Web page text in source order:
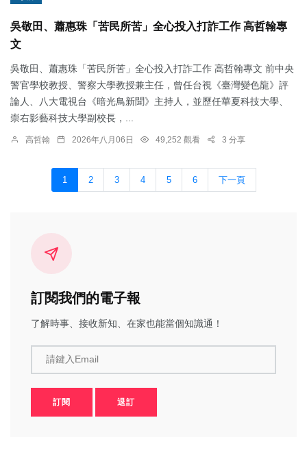
吳敬田、蕭惠珠「苦民所苦」全心投入打詐工作 高哲翰專
文
吳敬田、蕭惠珠「苦民所苦」全心投入打詐工作 高哲翰專文 前中央
警官學校教授、警察大學教授兼主任，曾任台視《臺灣變色龍》評
論人、八大電視台《暗光鳥新聞》主持人，並歷任華夏科技大學、
崇右影藝科技大學副校長，...
高哲翰 2026年八月06日 49,252 觀看 3 分享
1 2 3 4 5 6 下一頁
訂閱我們的電子報
了解時事、接收新知、在家也能當個知識通！
請鍵入Email
訂閱 退訂